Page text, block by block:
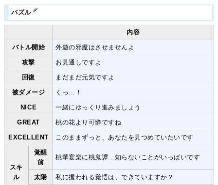
パズル
内容
バトル開始 外遊の邪魔はさせませんよ
攻撃 お見通しですよ
回復 まだまだ元気ですよ
被ダメージ くっ…！
NICE 一緒にゆっくり進みましょう
GREAT 桃の花より可憐ですね
EXCELLENT このままずっと、あなたを見つめていたいです
スキ
ル
覚醒
前
桃華宴楽に桃鬼譚…知らないことがいっぱいです
太陽 私に攫われる覚悟は、できていますか？